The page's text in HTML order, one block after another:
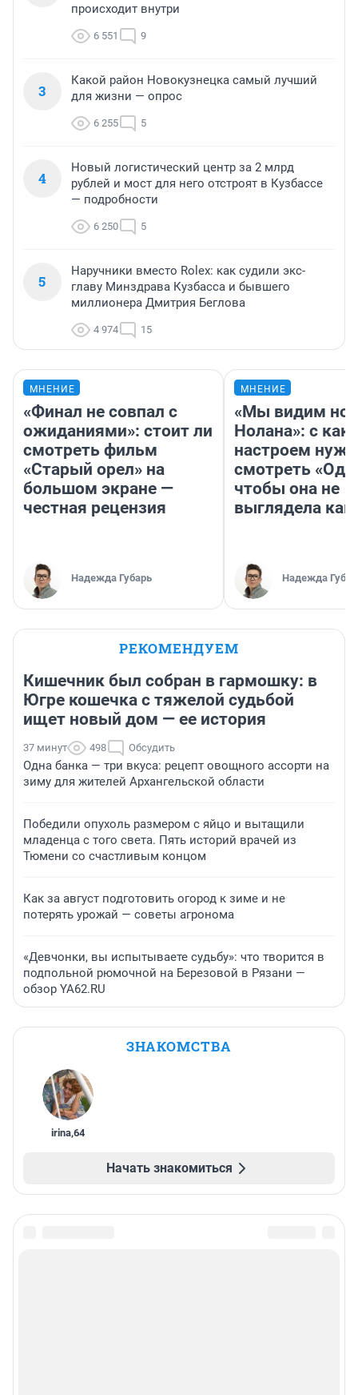
происходит внутри
6 551 9
3
Какой район Новокузнецка самый лучший
для жизни — опрос
6 255 5
4
Новый логистический центр за 2 млрд
рублей и мост для него отстроят в Кузбассе
— подробности
6 250 5
5
Наручники вместо Rolex: как судили экс-
главу Минздрава Кузбасса и бывшего
миллионера Дмитрия Беглова
4 974 15
МНЕНИЕ
«Финал не совпал с
ожиданиями»: стоит ли
смотреть фильм
«Старый орел» на
большом экране —
честная рецензия
Надежда Губарь
МНЕНИЕ
«Мы видим
Нолана»: с
настроем
смотреть
чтобы она не
выглядела как
Надежда
РЕКОМЕНДУЕМ
Кишечник был собран в гармошку: в
Югре кошечка с тяжелой судьбой
ищет новый дом — ее история
37 минут 498 Обсудить
Одна банка — три вкуса: рецепт овощного ассорти на
зиму для жителей Архангельской области
Победили опухоль размером с яйцо и вытащили
младенца с того света. Пять историй врачей из
Тюмени со счастливым концом
Как за август подготовить огород к зиме и не
потерять урожай — советы агронома
«Девчонки, вы испытываете судьбу»: что творится в
подпольной рюмочной на Березовой в Рязани —
обзор YA62.RU
ЗНАКОМСТВА
irina,64
Начать знакомиться